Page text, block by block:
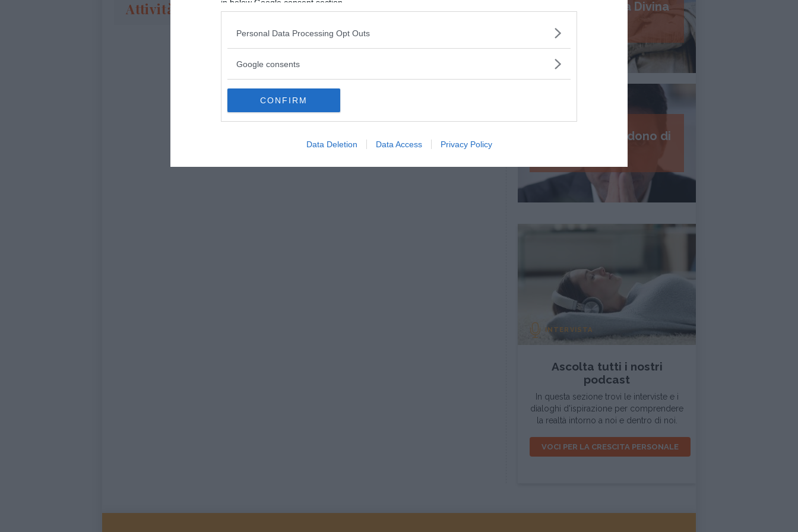
in below Google consent section.
Personal Data Processing Opt Outs
Google consents
CONFIRM
Data Deletion Data Access Privacy Policy
Attività
Psicologia della Divina
I 7 passi del perdono di
INTERVISTA
Ascolta tutti i nostri
podcast
In questa sezione trovi le interviste e i
dialoghi d'ispirazione per comprendere
la realtà intorno a noi e dentro di noi.
VOCI PER LA CRESCITA PERSONALE